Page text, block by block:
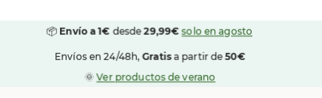
📦Envío a 1€desde29,99€ solo en agosto
Envíos en 24/48h,Gratisa partir de50€
🌞Ver productos de verano